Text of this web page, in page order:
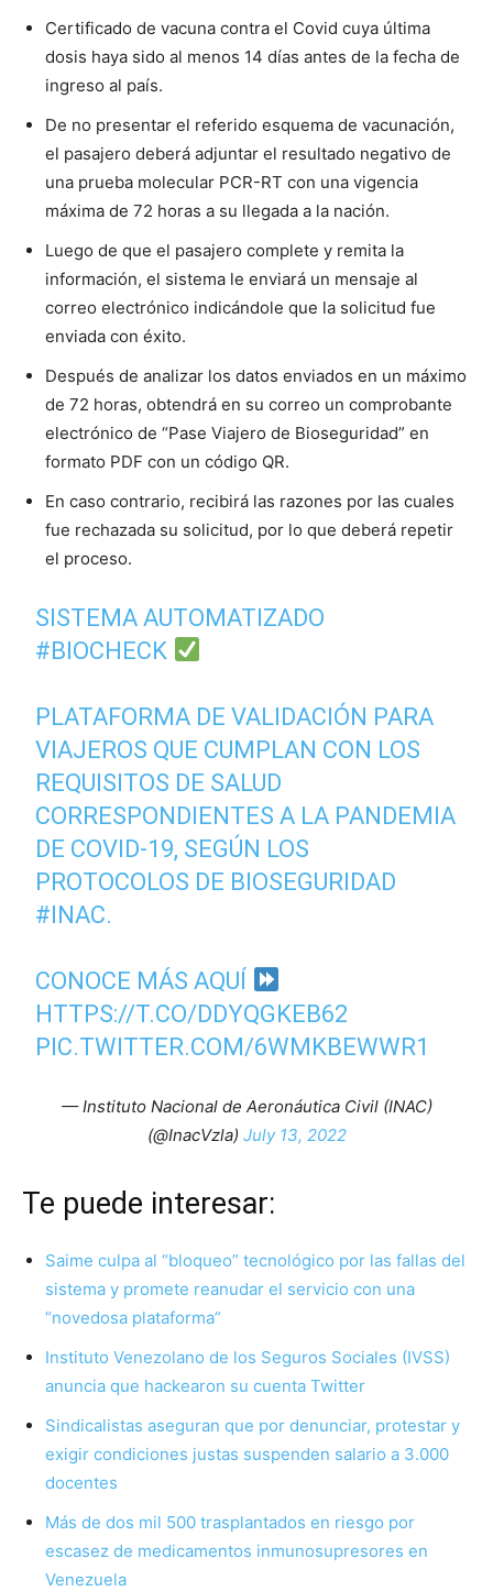
Certificado de vacuna contra el Covid cuya última
dosis haya sido al menos 14 días antes de la fecha de
ingreso al país.
De no presentar el referido esquema de vacunación,
el pasajero deberá adjuntar el resultado negativo de
una prueba molecular PCR-RT con una vigencia
máxima de 72 horas a su llegada a la nación.
Luego de que el pasajero complete y remita la
información, el sistema le enviará un mensaje al
correo electrónico indicándole que la solicitud fue
enviada con éxito.
Después de analizar los datos enviados en un máximo
de 72 horas, obtendrá en su correo un comprobante
electrónico de “Pase Viajero de Bioseguridad” en
formato PDF con un código QR.
En caso contrario, recibirá las razones por las cuales
fue rechazada su solicitud, por lo que deberá repetir
el proceso.
SISTEMA AUTOMATIZADO
#BIOCHECK
PLATAFORMA DE VALIDACIÓN PARA
VIAJEROS QUE CUMPLAN CON LOS
REQUISITOS DE SALUD
CORRESPONDIENTES A LA PANDEMIA
DE COVID-19, SEGÚN LOS
PROTOCOLOS DE BIOSEGURIDAD
#INAC.
CONOCE MÁS AQUÍ
HTTPS://T.CO/DDYQGKEB62
PIC.TWITTER.COM/6WMKBEWWR1
— Instituto Nacional de Aeronáutica Civil (INAC)
(@InacVzla) July 13, 2022
Te puede interesar:
Saime culpa al “bloqueo” tecnológico por las fallas del
sistema y promete reanudar el servicio con una
“novedosa plataforma”
Instituto Venezolano de los Seguros Sociales (IVSS)
anuncia que hackearon su cuenta Twitter
Sindicalistas aseguran que por denunciar, protestar y
exigir condiciones justas suspenden salario a 3.000
docentes
Más de dos mil 500 trasplantados en riesgo por
escasez de medicamentos inmunosupresores en
Venezuela